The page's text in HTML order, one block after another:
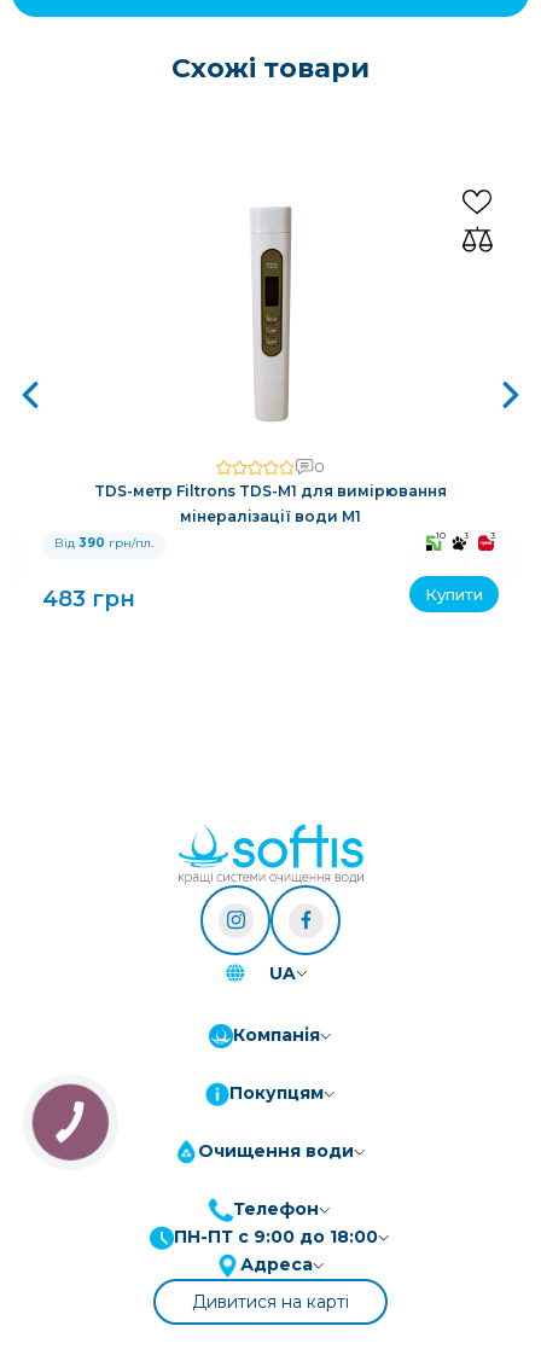
ПриватБанк
3-10 платежів, кредит 0.01%
3-7 платежів, кредит 0.01%
Схожі товари
0
TDS-метр Filtrons TDS-M1 для вимірювання
мінералізації води M1
Від 390 грн/пл. 10 3 3
483 грн Купити
UA
Компанія
Покупцям
Очищення води
Телефон
ПН-ПТ с 9:00 до 18:00
Адреса
Дивитися на карті
КНОПКА
ЗВ'ЯЗКУ